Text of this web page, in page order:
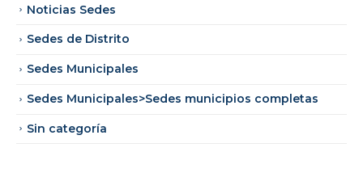
Noticias Sedes
Sedes de Distrito
Sedes Municipales
Sedes Municipales>Sedes municipios completas
Sin categoría